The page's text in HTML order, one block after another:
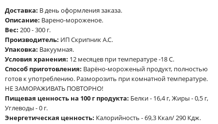
Доставка: В день оформления заказа.
Описание: Варено-мороженое.
Вес: 200 - 300 г.
Производитель: ИП Скрипник А.С.
Упаковка: Вакуумная.
Условия хранения: 12 месяцев при температуре -18 С.
Способ приготовления: Варёно-мороженый продукт, полностью
готов к употреблению. Разморозить при комнатной температуре.
НЕ ЗАМОРАЖИВАТЬ ПОВТОРНО!
Пищевая ценность на 100 г продукта: Белки - 16,4 г, Жиры - 0,5 г,
Углеводы - 0 г.
Энергетическая ценность: Калорийность - 69,3 Ккал/ 290 Кдж.